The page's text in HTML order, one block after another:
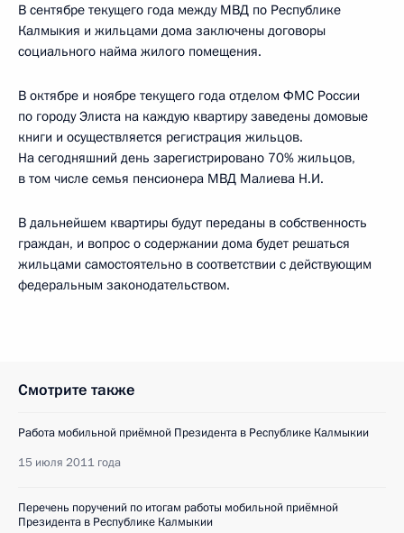
В сентябре текущего года между МВД по Республике
Калмыкия и жильцами дома заключены договоры
социального найма жилого помещения.
В октябре и ноябре текущего года отделом ФМС России
по городу Элиста на каждую квартиру заведены домовые
книги и осуществляется регистрация жильцов.
На сегодняшний день зарегистрировано 70% жильцов,
в том числе семья пенсионера МВД Малиева Н.И.
В дальнейшем квартиры будут переданы в собственность
граждан, и вопрос о содержании дома будет решаться
жильцами самостоятельно в соответствии с действующим
федеральным законодательством.
Смотрите также
Работа мобильной приёмной Президента в Республике Калмыкии
15 июля 2011 года
Перечень поручений по итогам работы мобильной приёмной
Президента в Республике Калмыкии